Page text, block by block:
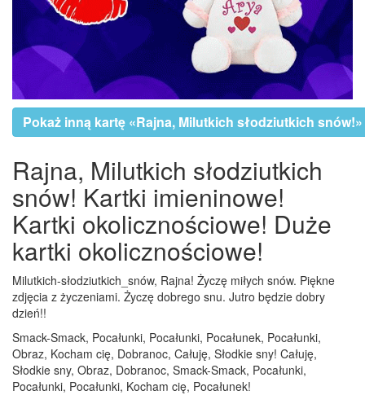
Pokaż inną kartę «Rajna, Milutkich słodziutkich snów!»
Rajna, Milutkich słodziutkich
snów! Kartki imieninowe!
Kartki okolicznościowe! Duże
kartki okolicznościowe!
Milutkich-słodziutkich_snów, Rajna! Życzę miłych snów. Piękne
zdjęcia z życzeniami. Życzę dobrego snu. Jutro będzie dobry
dzień!!
Smack-Smack, Pocałunki, Pocałunki, Pocałunek, Pocałunki,
Obraz, Kocham cię, Dobranoc, Całuję, Słodkie sny! Całuję,
Słodkie sny, Obraz, Dobranoc, Smack-Smack, Pocałunki,
Pocałunki, Pocałunki, Kocham cię, Pocałunek!